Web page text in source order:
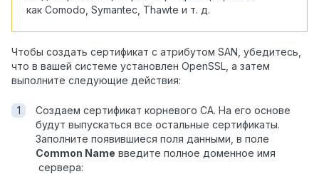
как Comodo, Symantec, Thawte и т. д.
Чтобы создать сертификат с атрибутом SAN, убедитесь,
что в вашей системе установлен OpenSSL, а затем
выполните следующие действия:
Создаем сертификат корневого CA. На его основе
будут выпускаться все остальные сертификаты.
Заполните появившиеся поля данными, в поле
Common Name введите полное доменное имя
сервера: